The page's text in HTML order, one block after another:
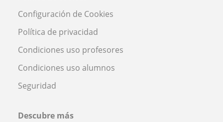
Configuración de Cookies
Política de privacidad
Condiciones uso profesores
Condiciones uso alumnos
Seguridad
Descubre más